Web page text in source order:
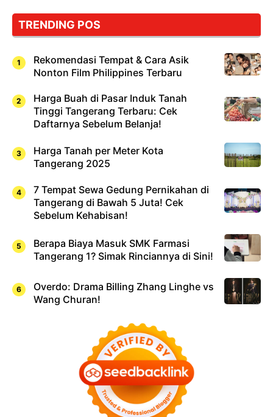
Cuma
Sushi!
TRENDING POS
Rekomendasi Tempat & Cara Asik
Nonton Film Philippines Terbaru
Harga Buah di Pasar Induk Tanah
Tinggi Tangerang Terbaru: Cek
Daftarnya Sebelum Belanja!
Harga Tanah per Meter Kota
Tangerang 2025
7 Tempat Sewa Gedung Pernikahan di
Tangerang di Bawah 5 Juta! Cek
Sebelum Kehabisan!
Berapa Biaya Masuk SMK Farmasi
Tangerang 1? Simak Rinciannya di Sini!
Overdo: Drama Billing Zhang Linghe vs
Wang Churan!